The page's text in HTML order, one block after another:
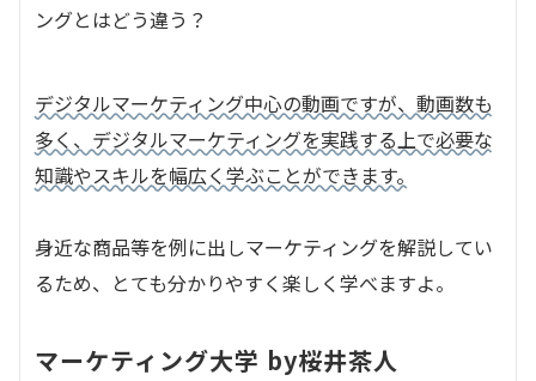
ングとはどう違う？
デジタルマーケティング中心の動画ですが、動画数も
多く、デジタルマーケティングを実践する上で必要な
知識やスキルを幅広く学ぶことができます。
身近な商品等を例に出しマーケティングを解説してい
るため、とても分かりやすく楽しく学べますよ。
マーケティング大学 by桜井茶人